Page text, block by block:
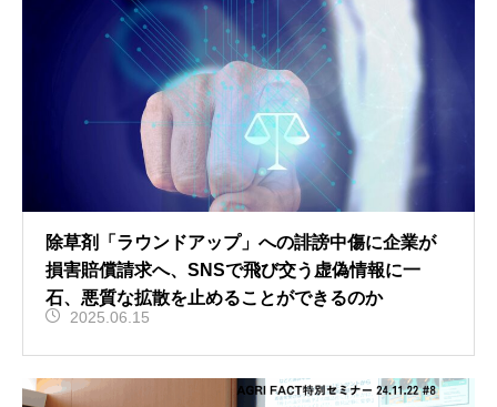
除草剤「ラウンドアップ」への誹謗中傷に企業が
損害賠償請求へ、SNSで飛び交う虚偽情報に一
石、悪質な拡散を止めることができるのか
2025.06.15